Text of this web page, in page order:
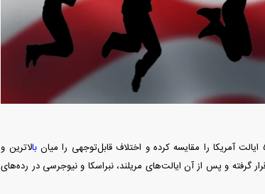
بالاترین و
با امتیاز ۶۵.۵ در جایگاه نخست قرار گرفته و پس از آن ایالت‌های مریلند، نبراسکا و نیوجرسی در رده‌های
آزاد
جدید در بازار خودرو چیست؟
رونمایی از پوکو M ۸ پاور با باتری ۸۰۰۰
چین از بمب افکن H-۶N با موشک هسته‌ای
رونمایی کرد